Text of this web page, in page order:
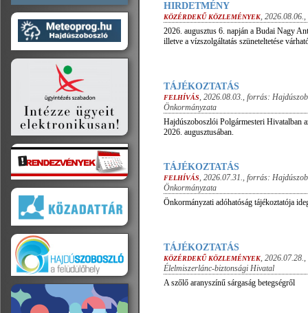
HIRDETMÉNY
KÖZÉRDEKŰ KÖZLEMÉNYEK, 2026.08.06.,
2026. augusztus 6. napján a Budai Nagy
illetve a vízszolgáltatás szüneteltetése
TÁJÉKOZTATÁS
FELHÍVÁS, 2026.08.03., forrás:
Önkormányzata
Hajdúszoboszlói Polgármesteri Hivatalban
2026. augusztusában.
TÁJÉKOZTATÁS
FELHÍVÁS, 2026.07.31., forrás:
Önkormányzata
Önkormányzati adóhatóság tájékoztatója
TÁJÉKOZTATÁS
KÖZÉRDEKŰ KÖZLEMÉNYEK, 2026.07.28.,
Élelmiszerlánc-biztonsági Hivatal
A szőlő aranyszínű sárgaság betegségről